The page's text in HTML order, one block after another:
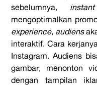
sebelumnya, instant
mengoptimalkan
experience, audiens
interaktif. Cara
Instagram. Audiens
gambar, menonton
dengan tampilan